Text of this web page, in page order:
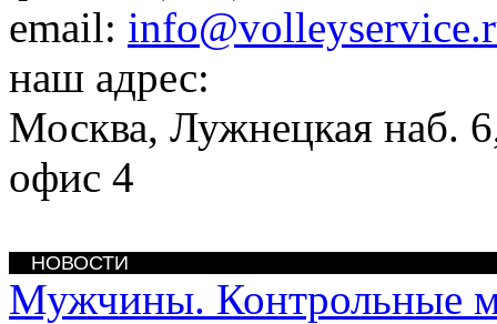
email:
наш адрес:
Москва, Лужнецкая наб.
офис 4
НОВОСТИ
Мужчины. Контрольные